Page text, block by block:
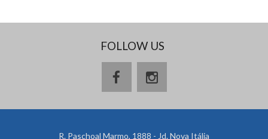
FOLLOW US
R. Paschoal Marmo, 1888 - Jd. Nova Itália